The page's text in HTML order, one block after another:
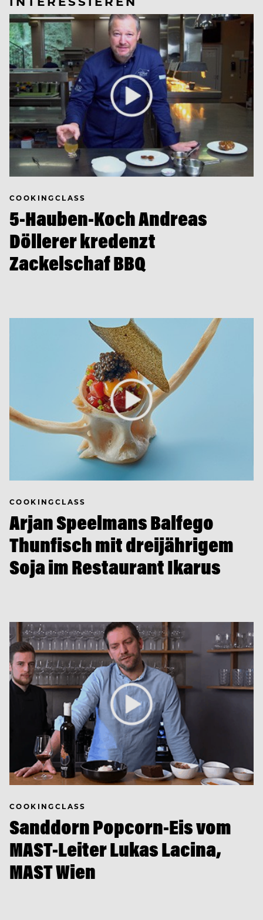
COOKINGCLASS
5-Hauben-Koch Andreas
Döllerer kredenzt
Zackelschaf BBQ
COOKINGCLASS
Arjan Speelmans Balfego
Thunfisch mit dreijährigem
Soja im Restaurant Ikarus
COOKINGCLASS
Sanddorn Popcorn-Eis vom
MAST-Leiter Lukas Lacina,
MAST Wien